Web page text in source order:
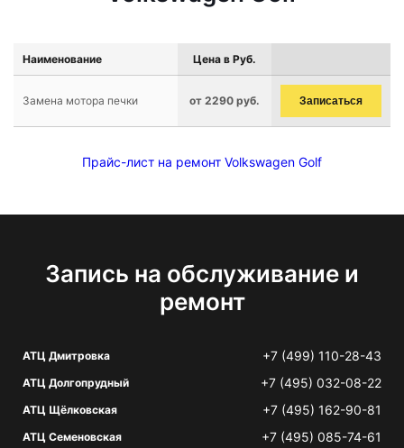
Наименование Цена в Руб.
Замена мотора печки от 2290 руб. Записаться
Прайс-лист на ремонт Volkswagen Golf
Запись на обслуживание и
ремонт
АТЦ Дмитровка +7 (499) 110-28-43
АТЦ Долгопрудный +7 (495) 032-08-22
АТЦ Щёлковская +7 (495) 162-90-81
АТЦ Семеновская +7 (495) 085-74-61